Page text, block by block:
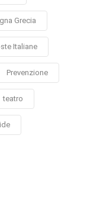
Grecia
Italiane
Prevenzione
teatro